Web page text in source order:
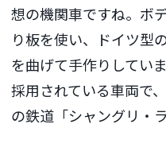
想の機関車ですね。ボ
り板を使い、ドイツ型
を曲げて手作りしてい
採用されている車両で
の鉄道「シャングリ・